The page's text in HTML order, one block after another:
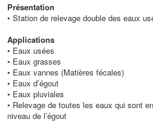
Présentation
• Station de relevage double des eaux
Applications
• Eaux usées
• Eaux grasses
• Eaux vannes (Matières fécales)
• Eaux d’égout
• Eaux pluviales
• Relevage de toutes les eaux qui sont
niveau de l’égout